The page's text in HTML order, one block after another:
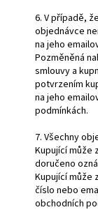
6. V případě,
objednávce
na jeho
Pozměněná
smlouvy a
potvrzením
na jeho
podmínkách.
7. Všechny
Kupující může
doručeno
Kupující může
číslo nebo
obchodních